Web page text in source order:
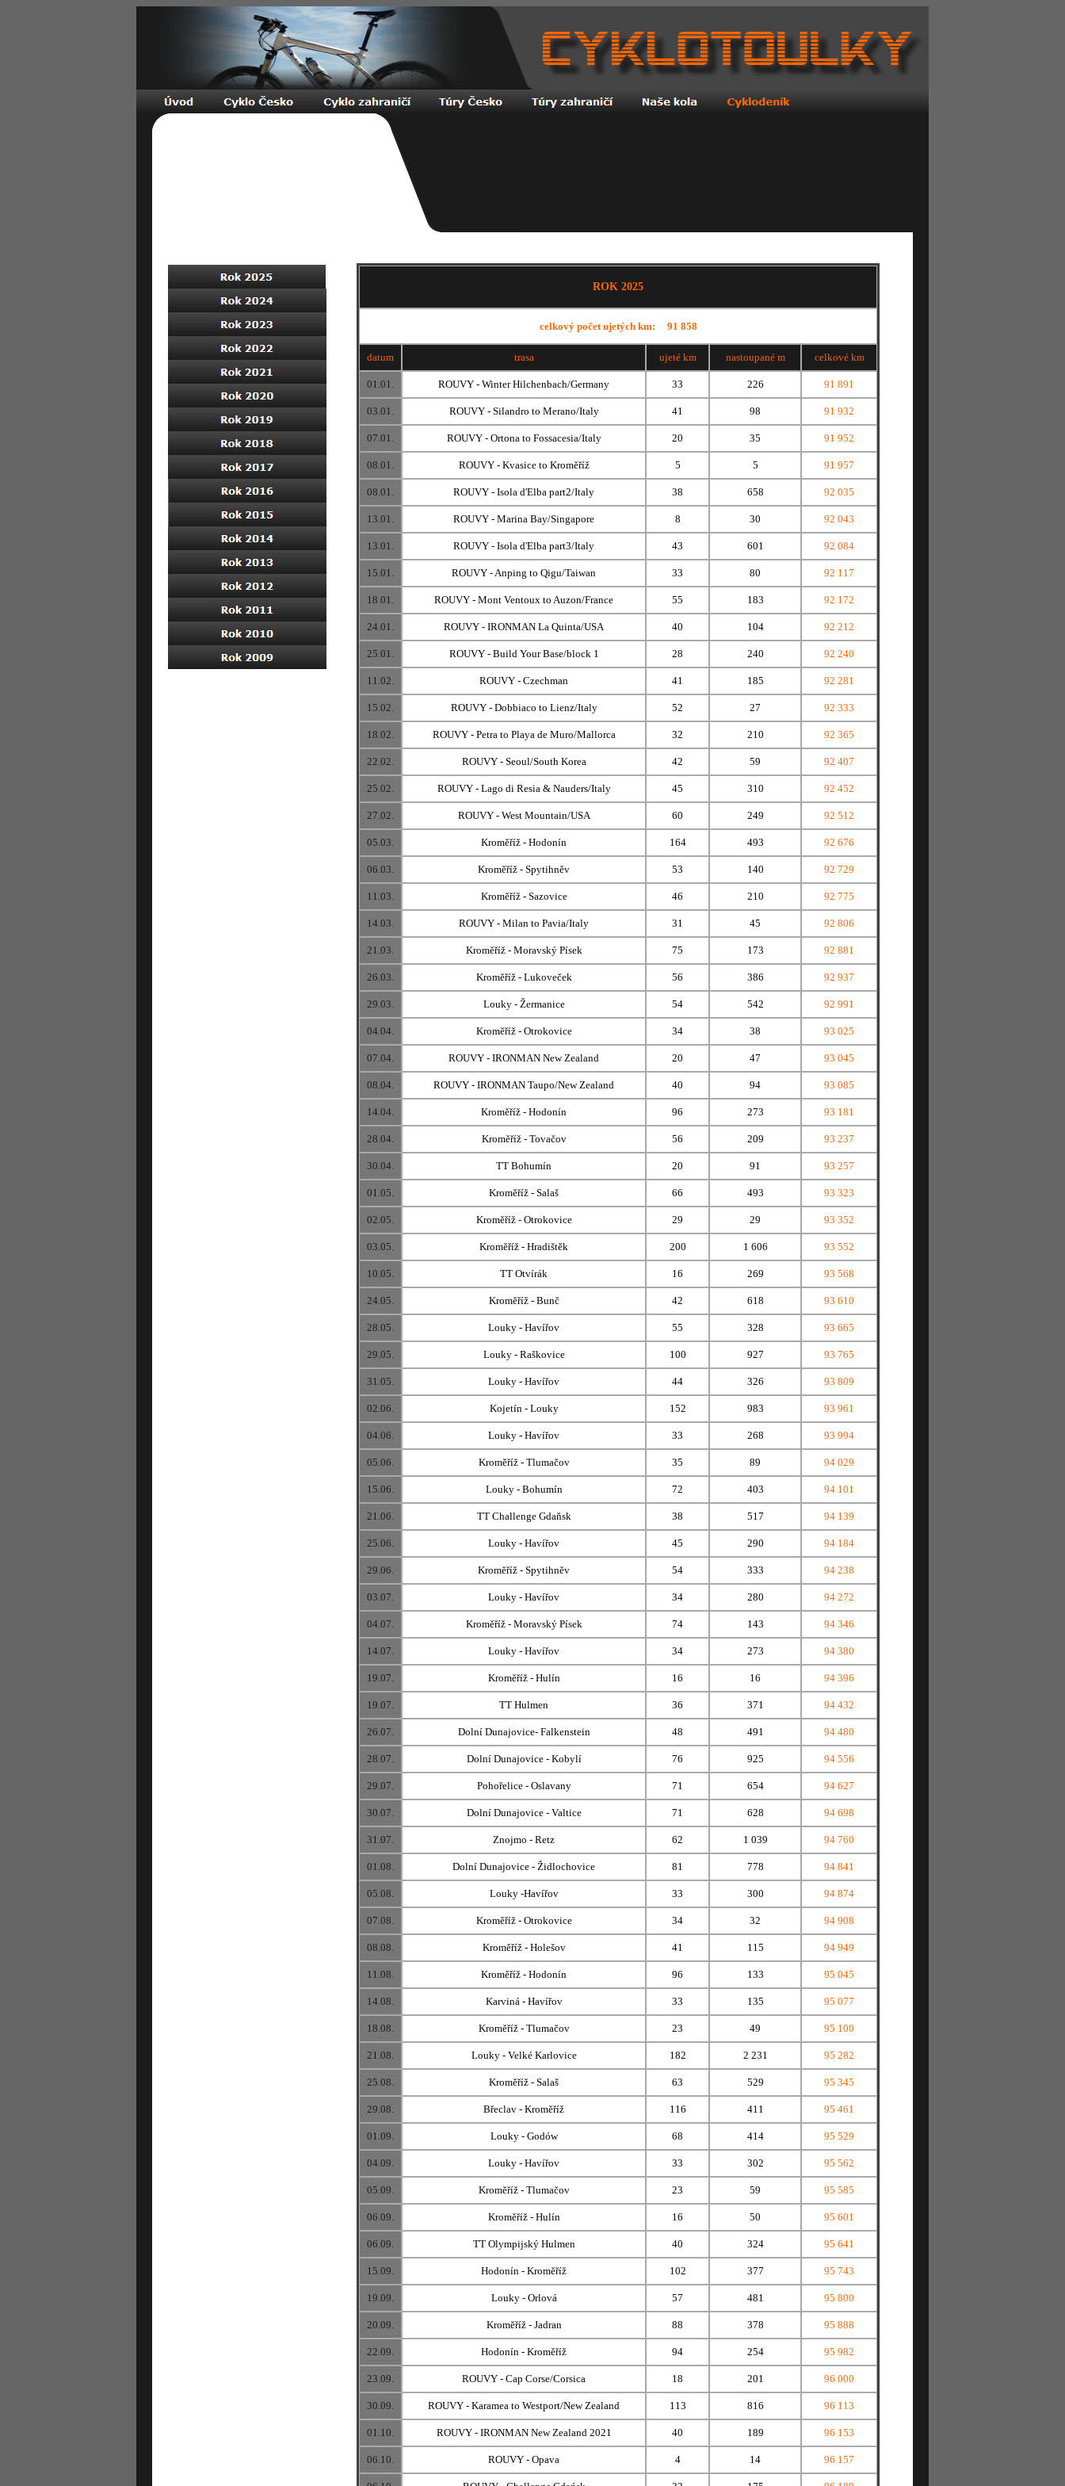
ROK 2025
celkový počet ujetých km: 91 858
datum trasa ujeté km nastoupané m celkové km
01.01. ROUVY - Winter Hilchenbach/Germany 33 226 91 891
03.01. ROUVY - Silandro to Merano/Italy 41 98 91 932
07.01. ROUVY - Ortona to Fossacesia/Italy 20 35 91 952
08.01. ROUVY - Kvasice to Kroměříž 5 5 91 957
08.01. ROUVY - Isola d'Elba part2/Italy 38 658 92 035
13.01. ROUVY - Marina Bay/Singapore 8 30 92 043
13.01. ROUVY - Isola d'Elba part3/Italy 43 601 92 084
15.01. ROUVY - Anping to Qigu/Taiwan 33 80 92 117
18.01. ROUVY - Mont Ventoux to Auzon/France 55 183 92 172
24.01. ROUVY - IRONMAN La Quinta/USA 40 104 92 212
25.01. ROUVY - Build Your Base/block 1 28 240 92 240
11.02. ROUVY - Czechman 41 185 92 281
15.02. ROUVY - Dobbiaco to Lienz/Italy 52 27 92 333
18.02. ROUVY - Petra to Playa de Muro/Mallorca 32 210 92 365
22.02. ROUVY - Seoul/South Korea 42 59 92 407
25.02. ROUVY - Lago di Resia & Nauders/Italy 45 310 92 452
27.02. ROUVY - West Mountain/USA 60 249 92 512
05.03. Kroměříž - Hodonín 164 493 92 676
06.03. Kroměříž - Spytihněv 53 140 92 729
11.03. Kroměříž - Sazovice 46 210 92 775
14.03. ROUVY - Milan to Pavia/Italy 31 45 92 806
21.03. Kroměříž - Moravský Písek 75 173 92 881
26.03. Kroměříž - Lukoveček 56 386 92 937
29.03. Louky - Žermanice 54 542 92 991
04.04. Kroměříž - Otrokovice 34 38 93 025
07.04. ROUVY - IRONMAN New Zealand 20 47 93 045
08.04. ROUVY - IRONMAN Taupo/New Zealand 40 94 93 085
14.04. Kroměříž - Hodonín 96 273 93 181
28.04. Kroměříž - Tovačov 56 209 93 237
30.04. TT Bohumín 20 91 93 257
01.05. Kroměříž - Salaš 66 493 93 323
02.05. Kroměříž - Otrokovice 29 29 93 352
03.05. Kroměříž - Hradištěk 200 1 606 93 552
10.05. TT Otvírák 16 269 93 568
24.05. Kroměříž - Bunč 42 618 93 610
28.05. Louky - Havířov 55 328 93 665
29.05. Louky - Raškovice 100 927 93 765
31.05. Louky - Havířov 44 326 93 809
02.06. Kojetín - Louky 152 983 93 961
04.06. Louky - Havířov 33 268 93 994
05.06. Kroměříž - Tlumačov 35 89 94 029
15.06. Louky - Bohumín 72 403 94 101
21.06. TT Challenge Gdaňsk 38 517 94 139
25.06. Louky - Havířov 45 290 94 184
29.06. Kroměříž - Spytihněv 54 333 94 238
03.07. Louky - Havířov 34 280 94 272
04.07. Kroměříž - Moravský Písek 74 143 94 346
14.07. Louky - Havířov 34 273 94 380
19.07. Kroměříž - Hulín 16 16 94 396
19.07. TT Hulmen 36 371 94 432
26.07. Dolní Dunajovice- Falkenstein 48 491 94 480
28.07. Dolní Dunajovice - Kobylí 76 925 94 556
29.07. Pohořelice - Oslavany 71 654 94 627
30.07. Dolní Dunajovice - Valtice 71 628 94 698
31.07. Znojmo - Retz 62 1 039 94 760
01.08. Dolní Dunajovice - Židlochovice 81 778 94 841
05.08. Louky -Havířov 33 300 94 874
07.08. Kroměříž - Otrokovice 34 32 94 908
08.08. Kroměříž - Holešov 41 115 94 949
11.08. Kroměříž - Hodonín 96 133 95 045
14.08. Karviná - Havířov 33 135 95 077
18.08. Kroměříž - Tlumačov 23 49 95 100
21.08. Louky - Velké Karlovice 182 2 231 95 282
25.08. Kroměříž - Salaš 63 529 95 345
29.08. Břeclav - Kroměříž 116 411 95 461
01.09. Louky - Godów 68 414 95 529
04.09. Louky - Havířov 33 302 95 562
05.09. Kroměříž - Tlumačov 23 59 95 585
06.09. Kroměříž - Hulín 16 50 95 601
06.09. TT Olympijský Hulmen 40 324 95 641
15.09. Hodonín - Kroměříž 102 377 95 743
19.09. Louky - Orlová 57 481 95 800
20.09. Kroměříž - Jadran 88 378 95 888
22.09. Hodonín - Kroměříž 94 254 95 982
23.09. ROUVY - Cap Corse/Corsica 18 201 96 000
30.09. ROUVY - Karamea to Westport/New Zealand 113 816 96 113
01.10. ROUVY - IRONMAN New Zealand 2021 40 189 96 153
06.10. ROUVY - Opava 4 14 96 157